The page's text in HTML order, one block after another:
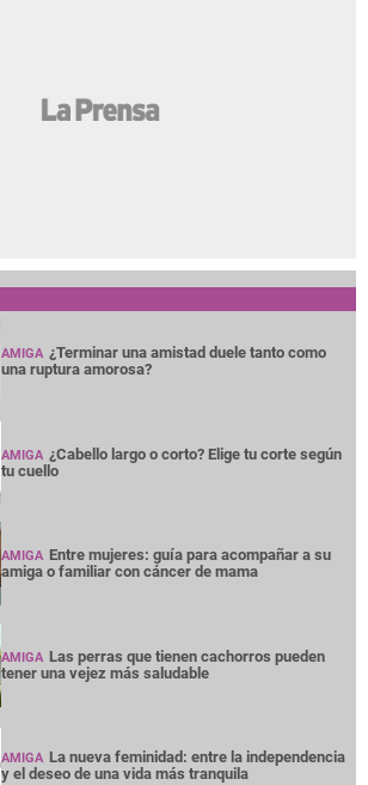
AMIGA ¿Terminar una amistad duele tanto como
una ruptura amorosa?
AMIGA ¿Cabello largo o corto? Elige tu corte según
tu cuello
AMIGA Entre mujeres: guía para acompañar a su
amiga o familiar con cáncer de mama
AMIGA Las perras que tienen cachorros pueden
tener una vejez más saludable
AMIGA La nueva feminidad: entre la independencia
y el deseo de una vida más tranquila